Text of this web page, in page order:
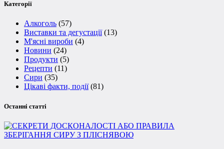
Категорії
Алкоголь (57)
Виставки та дегустації(13)
М'ясні вироби (4)
Новини (24)
Продукти (5)
Рецепти (11)
Сири (35)
Цікаві факти, події(81)
Останні статті